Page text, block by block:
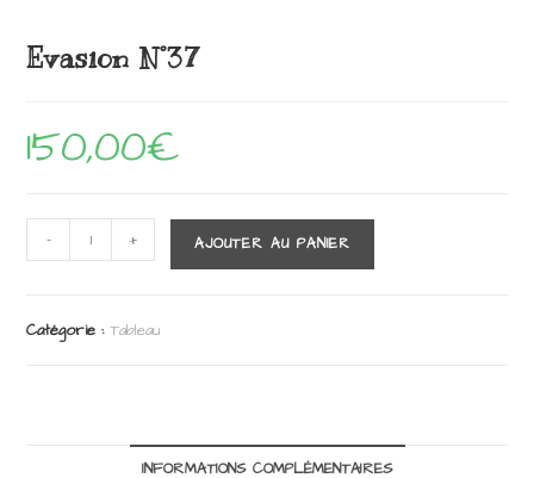
Evasion N°37
150,00€
- + AJOUTER AU PANIER
Catégorie :Tableau
INFORMATIONS COMPLÉMENTAIRES